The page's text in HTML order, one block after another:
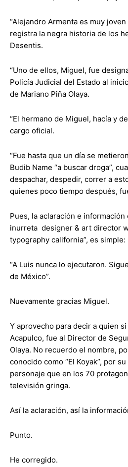
“Alejandro Armenta es muy
registra la negra historia de los
Desentis.
“Uno de ellos, Miguel, fue
Policía Judicial del Estado al
de Mariano Piña Olaya.
“El hermano de Miguel, hacía y
cargo oficial.
“Fue hasta que un día se
Budib Name “a buscar droga”,
despachar, despedir, correr a
quienes poco tiempo después,
Pues, la aclaración e información
inurreta designer & art director
typography california”, es simple:
“A Luis nunca lo ejecutaron.
de México”.
Nuevamente gracias Miguel.
Y aprovecho para decir a quien
Acapulco, fue al Director de
Olaya. No recuerdo el nombre,
conocido como “El Koyak”, por
personaje que en los 70
televisión gringa.
Así la aclaración, así la
Punto.
He corregido.